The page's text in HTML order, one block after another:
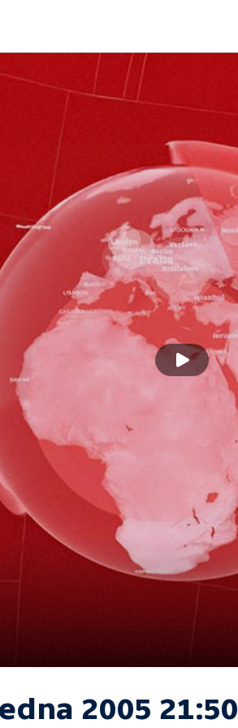
2005 21:50